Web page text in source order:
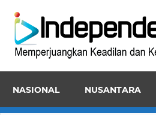
content
NASIONAL NUSANTARA